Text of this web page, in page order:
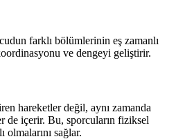
farklı bölümlerinin eş zamanlı
ve dengeyi geliştirir.
hareketler değil, aynı zamanda
de içerir. Bu, sporcuların fiziksel
olmalarını sağlar.